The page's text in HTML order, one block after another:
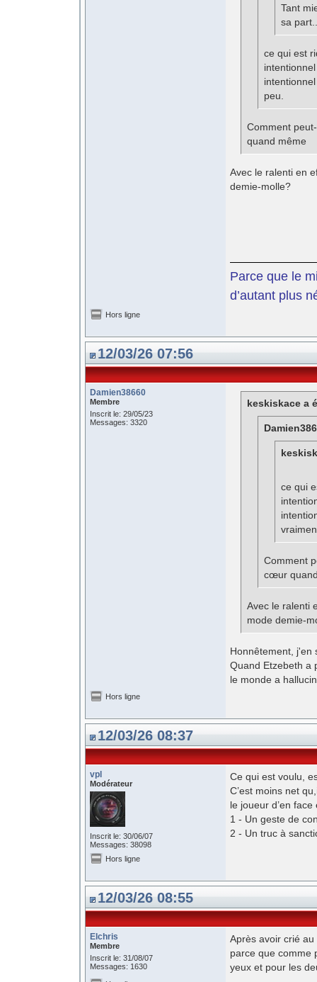
Tant
sa part..
ce qui est
peu.
Comment
quand même
Avec le ralenti en
demie-molle?
Parce que le
d’autant plus
Hors ligne
12/03/26 07:56
Damien38660
Membre
Inscrit le: 29/05/23
Messages: 3320
keskiskace a
ce qui
Comment
cœur
Avec le ralenti
mode demie-
Honnêtement, j'en
Quand Etzebeth a
le monde a
Hors ligne
12/03/26 08:37
vpl
Modérateur
Inscrit le: 30/06/07
Messages: 38098
Ce qui est voulu,
C’est moins net
le joueur d’en
1 - Un geste de
2 - Un truc à
Hors ligne
12/03/26 08:55
Elchris
Membre
Inscrit le: 31/08/07
Messages: 1630
Après avoir crié
parce que comme
yeux et pour les